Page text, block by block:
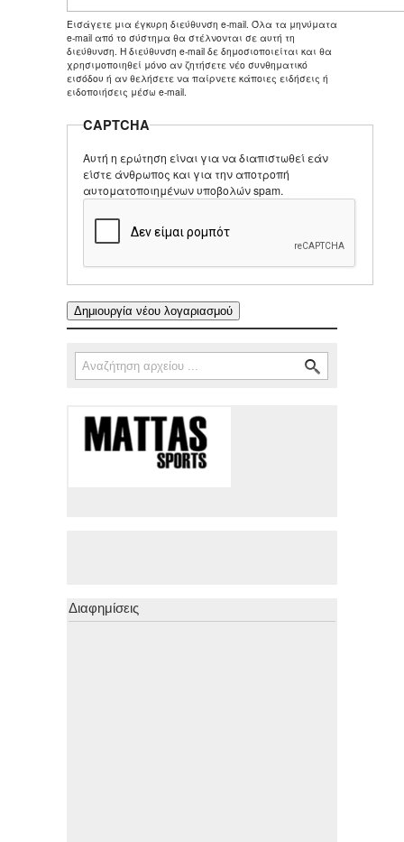
Εισάγετε μια έγκυρη διεύθυνση e-mail. Όλα τα μηνύματα
e-mail από το σύστημα θα στέλνονται σε αυτή τη
διεύθυνση. Η διεύθυνση e-mail δε δημοσιοποιείται και θα
χρησιμοποιηθεί μόνο αν ζητήσετε νέο συνθηματικό
εισόδου ή αν θελήσετε να παίρνετε κάποιες ειδήσεις ή
ειδοποιήσεις μέσω e-mail.
CAPTCHA
Αυτή η ερώτηση είναι για να διαπιστωθεί εάν
είστε άνθρωπος και για την αποτροπή
αυτοματοποιημένων υποβολών spam.
Φόρμα αναζήτησης
Αναζήτηση
Διαφημίσεις